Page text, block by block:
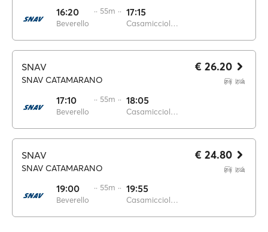
16:20
Beverello
·· 55m ·· 17:15
Casamicciola Terme
SNAV
SNAV CATAMARANO
17:10
Beverello
·· 55m ·· 18:05
Casamicciola Terme
€ 26.20
SNAV
SNAV CATAMARANO
19:00
Beverello
·· 55m ·· 19:55
Casamicciola Terme
€ 24.80